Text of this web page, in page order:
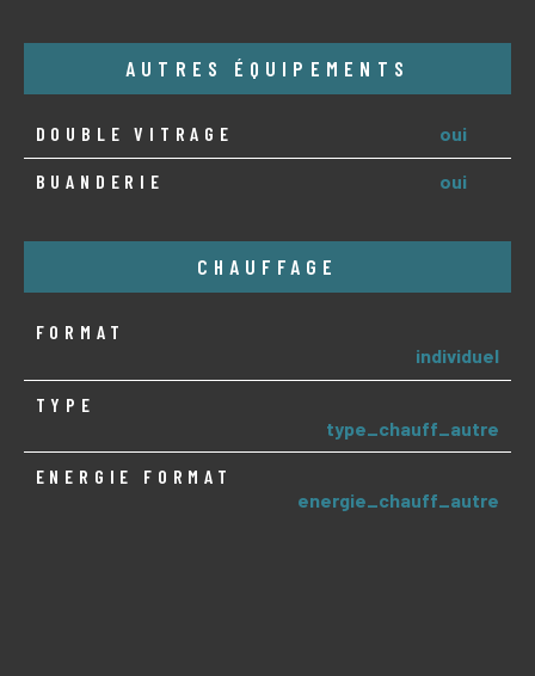
AUTRES ÉQUIPEMENTS
DOUBLE VITRAGE oui
BUANDERIE oui
CHAUFFAGE
FORMAT
individuel
TYPE
type_chauff_autre
ENERGIE FORMAT
energie_chauff_autre